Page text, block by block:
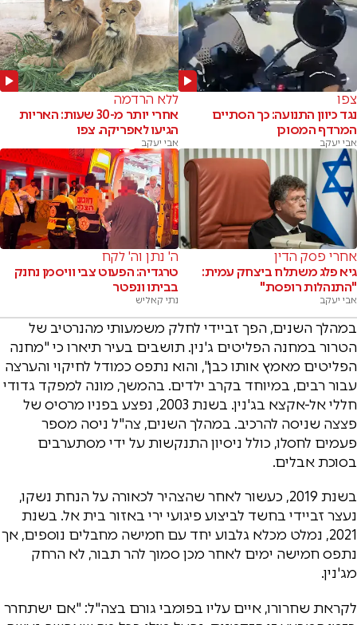
צפו
נגד כיוון התנועה: כך הסתיים
המרדף המסוכן
אבי יעקב
ללא הרדמה
אחרי יותר מ-30 שעות: האריות
הגיעו לאפריקה. צפו
אבי יעקב
אחרי פסק הדין
גיא פלג משתלח ביצחק עמית:
"התנהלות רופסת"
אבי יעקב
ה' נתן וה' לקח
טרגדיה: הפעוט צבי וויסמן נחנק
בביתו ונפטר
נתי קאליש
במהלך השנים, הפך זביידי לחלק משמעותי מהנרטיב של
הטרור במחנה הפליטים ג'נין. תושבים בעיר תיארו כי "מחנה
הפליטים מאמץ אותו כבן", והוא נתפס כמודל לחיקוי והערצה
עבור רבים, במיוחד בקרב ילדים. בהמשך, מונה למפקד גדודי
חללי אל-אקצא בג'נין. בשנת 2003, נפצע בפניו מרסיס של
פצצה שניסה להרכיב. במהלך השנים, צה"ל ניסה מספר
פעמים לחסלו, כולל ניסיון התנקשות על ידי מסתערבים
בסוכת אבלים.
בשנת 2019, כעשור לאחר שהצהיר לכאורה על הנחת נשקו,
נעצר זביידי בחשד לביצוע פיגועי ירי באזור בית אל. בשנת
2021, נמלט מכלא גלבוע יחד עם חמישה מחבלים נוספים, אך
נתפס חמישה ימים לאחר מכן סמוך להר תבור, לא הרחק
מג'נין.
לקראת שחרורו, איים עליו בפומבי גורם בצה"ל: "אם ישתחרר